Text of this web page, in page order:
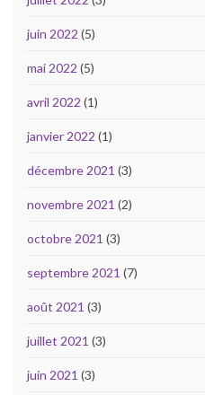
juin 2022 (5)
mai 2022 (5)
avril 2022 (1)
janvier 2022 (1)
décembre 2021 (3)
novembre 2021 (2)
octobre 2021 (3)
septembre 2021 (7)
août 2021 (3)
juillet 2021 (3)
juin 2021 (3)